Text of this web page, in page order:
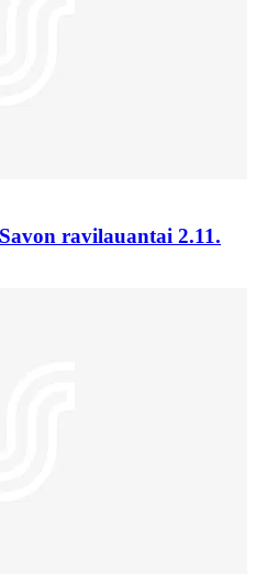
ravilauantai 2.11.